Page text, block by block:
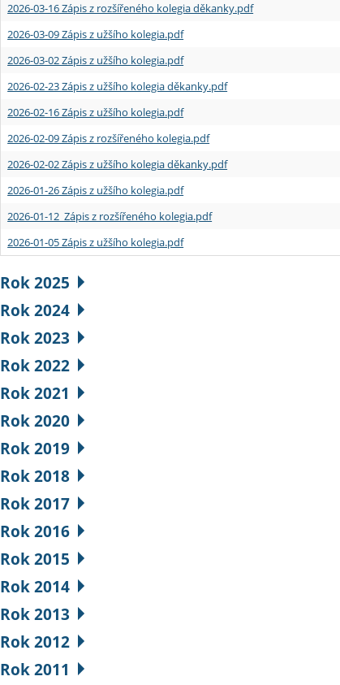
2026-03-16 Zápis z rozšířeného kolegia děkanky.pdf
2026-03-09 Zápis z užšího kolegia.pdf
2026-03-02 Zápis z užšího kolegia.pdf
2026-02-23 Zápis z užšího kolegia děkanky.pdf
2026-02-16 Zápis z užšího kolegia.pdf
2026-02-09 Zápis z rozšířeného kolegia.pdf
2026-02-02 Zápis z užšího kolegia děkanky.pdf
2026-01-26 Zápis z užšího kolegia.pdf
2026-01-12 Zápis z rozšířeného kolegia.pdf
2026-01-05 Zápis z užšího kolegia.pdf
Rok 2025
Rok 2024
Rok 2023
Rok 2022
Rok 2021
Rok 2020
Rok 2019
Rok 2018
Rok 2017
Rok 2016
Rok 2015
Rok 2014
Rok 2013
Rok 2012
Rok 2011